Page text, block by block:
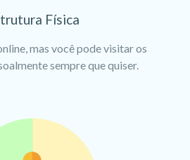
Física
mas você pode visitar os
sempre que quiser.